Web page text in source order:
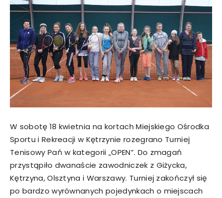
W sobotę 18 kwietnia na kortach Miejskiego Ośrodka
Sportu i Rekreacji w Kętrzynie rozegrano Turniej
Tenisowy Pań w kategorii „OPEN”. Do zmagań
przystąpiło dwanaście zawodniczek z Giżycka,
Kętrzyna, Olsztyna i Warszawy. Turniej zakończył się
po bardzo wyrównanych pojedynkach o miejscach